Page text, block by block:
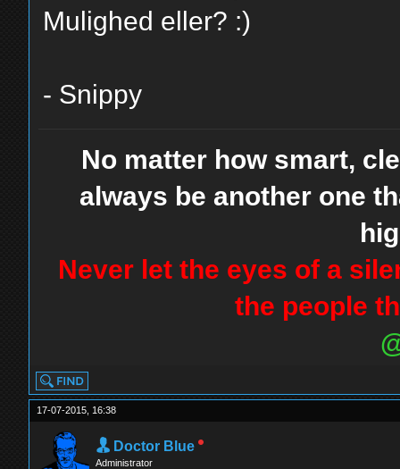
Mulighed eller? :)
- Snippy
No matter how smart,
always be another one
Never let the eyes of a
the people
17-07-2015, 16:38
Doctor Blue
Administrator